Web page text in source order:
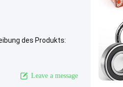
des Produkts:
Leave a message